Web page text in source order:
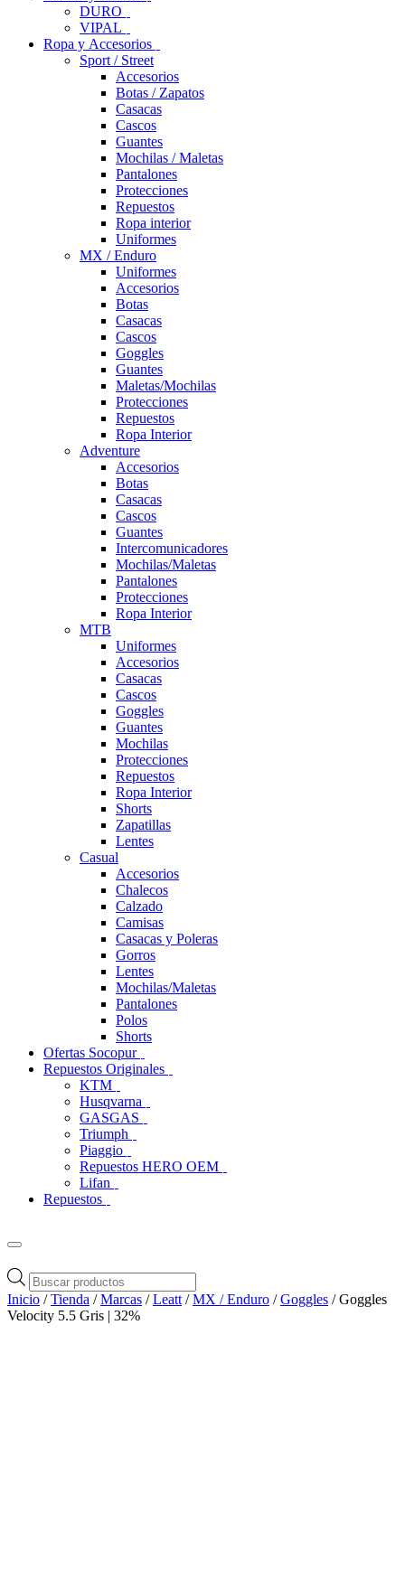
DURO
VIPAL
Ropa y Accesorios
Sport / Street
Accesorios
Botas / Zapatos
Casacas
Cascos
Guantes
Mochilas / Maletas
Pantalones
Protecciones
Repuestos
Ropa interior
Uniformes
MX / Enduro
Uniformes
Accesorios
Botas
Casacas
Cascos
Goggles
Guantes
Maletas/Mochilas
Protecciones
Repuestos
Ropa Interior
Adventure
Accesorios
Botas
Casacas
Cascos
Guantes
Intercomunicadores
Mochilas/Maletas
Pantalones
Protecciones
Ropa Interior
MTB
Uniformes
Accesorios
Casacas
Cascos
Goggles
Guantes
Mochilas
Protecciones
Repuestos
Ropa Interior
Shorts
Zapatillas
Lentes
Casual
Accesorios
Chalecos
Calzado
Camisas
Casacas y Poleras
Gorros
Lentes
Mochilas/Maletas
Pantalones
Polos
Shorts
Ofertas Socopur
Repuestos Originales
KTM
Husqvarna
GASGAS
Triumph
Piaggio
Repuestos HERO OEM
Lifan
Repuestos
Búsqueda
de
productos
Inicio /Tienda /Marcas /Leatt /MX / Enduro /Goggles / Goggles
Velocity 5.5 Gris | 32%